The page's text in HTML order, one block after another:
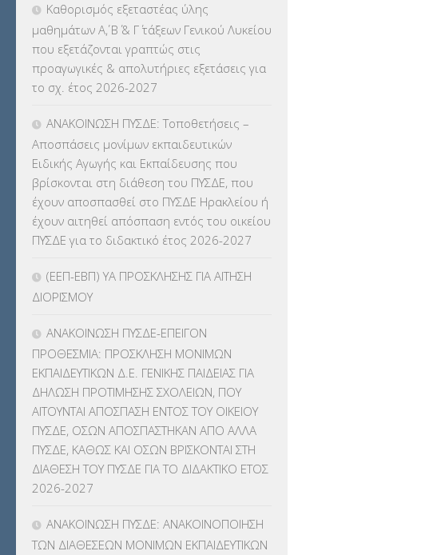
ΕΚΠΑΙΔΕΥΤΙΚΑ ΘΕΜΑΤΑ (2.823)
ΕΠΑΛ(366)
ΕΠΙΜΟΡΦΩΣΗ Τ.Π.Ε.
ΕΥΡΩΠΑΪΚΑ ΠΡΟΓΡΑΜΜΑΤΑ(230)
ΚΕΣΥ(60)
ΚΕΣΥΠ (109)
ΚΠγ – ΚΡΑΤΙΚΟ ΠΙΣΤΟΠΟΙΗΤΙΚΟ
ΚΠπ- ΚΡΑΤΙΚΟ ΠΙΣΤΟΠΟΙΗΤΙΚΟ
ΛΟΙΠΑ(309)
ΜΑΘΗΤΕΙΑ(275)
ΜΕΤΑΘΕΣΕΙΣ-ΤΟΠΟΘΕΤΗΣΕΙΣ
ΒΕΛΤΙΩΣΕΙΣ(319)
ΜΕΤΑΤΑΞΕΙΣ
ΜΕΤΑΦΟΡΑ ΜΑΘΗΤΩΝ(3)
Καθορισμός εξεταστέας ύλης
μαθημάτων Α΄, Β΄ & Γ΄ τάξεων Γενικού Λυκείου
που εξετάζονται γραπτώς στις
προαγωγικές & απολυτήριες εξετάσεις για
το σχ. έτος 2026-2027
ΑΝΑΚΟΙΝΩΣΗ ΠΥΣΔΕ: Τοποθετήσεις –
Αποσπάσεις μονίμων εκπαιδευτικών
Ειδικής Αγωγής και Εκπαίδευσης που
βρίσκονται στη διάθεση του ΠΥΣΔΕ, που
έχουν αποσπασθεί στο ΠΥΣΔΕ Ηρακλείου ή
έχουν αιτηθεί απόσπαση εντός του οικείου
ΠΥΣΔΕ για το διδακτικό έτος 2026-2027
(ΕΕΠ-ΕΒΠ) ΥΑ ΠΡΟΣΚΛΗΣΗΣ ΓΙΑ ΑΙΤΗΣΗ
ΔΙΟΡΙΣΜΟΥ
ΑΝΑΚΟΙΝΩΣΗ ΠΥΣΔΕ-ΕΠΕΙΓΟΝ
ΠΡΟΘΕΣΜΙΑ: ΠΡΟΣΚΛΗΣΗ ΜΟΝΙΜΩΝ
ΕΚΠΑΙΔΕΥΤΙΚΩΝ Δ.Ε. ΓΕΝΙΚΗΣ ΠΑΙΔΕΙΑΣ ΓΙΑ
ΔΗΛΩΣΗ ΠΡΟΤΙΜΗΣΗΣ ΣΧΟΛΕΙΩΝ, ΠΟΥ
ΑΙΤΟΥΝΤΑΙ ΑΠΟΣΠΑΣΗ ΕΝΤΟΣ ΤΟΥ ΟΙΚΕΙΟΥ
ΠΥΣΔΕ, ΟΣΩΝ ΑΠΟΣΠΑΣΤΗΚΑΝ ΑΠΟ ΑΛΛΑ
ΠΥΣΔΕ, ΚΑΘΩΣ ΚΑΙ ΟΣΩΝ ΒΡΙΣΚΟΝΤΑΙ ΣΤΗ
ΔΙΑΘΕΣΗ ΤΟΥ ΠΥΣΔΕ ΓΙΑ ΤΟ ΔΙΔΑΚΤΙΚΟ ΕΤΟΣ
2026-2027
ΑΝΑΚΟΙΝΩΣΗ ΠΥΣΔΕ: ΑΝΑΚΟΙΝΟΠΟΙΗΣΗ
ΤΩΝ ΔΙΑΘΕΣΕΩΝ ΜΟΝΙΜΩΝ ΕΚΠΑΙΔΕΥΤΙΚΩΝ